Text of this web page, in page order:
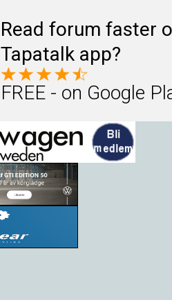
Read forum faster
Tapatalk app?
FREE - on Google